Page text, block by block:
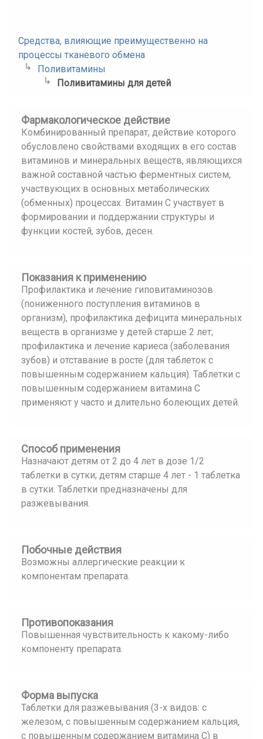
Средства, влияющие преимущественно на
процессы тканевого обмена
Поливитамины
Поливитамины для детей
Фармакологическое действие
Комбинированный препарат, действие которого
обусловлено свойствами входящих в его состав
витаминов и минеральных веществ, являющихся
важной составной частью ферментных систем,
участвующих в основных метаболических
(обменных) процессах. Витамин С участвует в
формировании и поддержании структуры и
функции костей, зубов, десен.
Показания к применению
Профилактика и лечение гиповитаминозов
(пониженного поступления витаминов в
организм), профилактика дефицита минеральных
веществ в организме у детей старше 2 лет;
профилактика и лечение кариеса (заболевания
зубов) и отставание в росте (для таблеток с
повышенным содержанием кальция). Таблетки с
повышенным содержанием витамина С
применяют у часто и длительно болеющих детей.
Способ применения
Назначают детям от 2 до 4 лет в дозе 1/2
таблетки в сутки; детям старше 4 лет - 1 таблетка
в сутки. Таблетки предназначены для
разжевывания.
Побочные действия
Возможны аллергические реакции к
компонентам препарата.
Противопоказания
Повышенная чувствительность к какому-либо
компоненту препарата.
Форма выпуска
Таблетки для разжевывания (3-х видов: с
железом, с повышенным содержанием кальция,
с повышенным содержанием витамина С) в